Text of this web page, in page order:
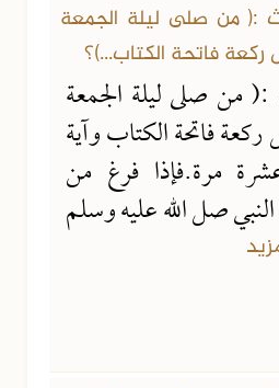
:( من صلى ليلة الجمعة
فاتحة الكتاب...)؟
من صلى ليلة الجمعة
فاتحة الكتاب وآية
مرة.فإذا فرغ من
صل الله عليه وسلم